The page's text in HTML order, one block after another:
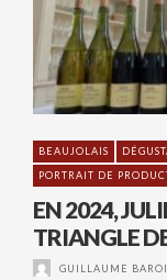
BEAUJOLAIS
PORTRAIT DE
EN 2024,
TRIANGLE
GUILLAUME